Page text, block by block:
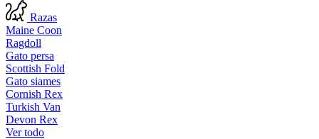
Razas
Maine Coon
Ragdoll
Gato persa
Scottish Fold
Gato siames
Cornish Rex
Turkish Van
Devon Rex
Ver todo